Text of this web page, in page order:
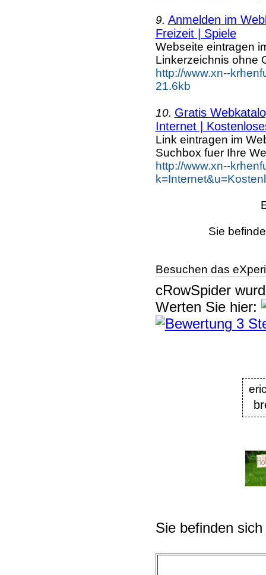
9. Anmelden im
Freizeit | Spiele
Webseite eintragen
Linkerzeichnis ohne
http://www.xn--
21.6kb
10. Gratis
Internet |
Link eintragen im
Suchbox fuer Ihre
http://www.xn--
Sie
Besuchen das
cRowSpider
Werten Sie hier:
Sie befinden